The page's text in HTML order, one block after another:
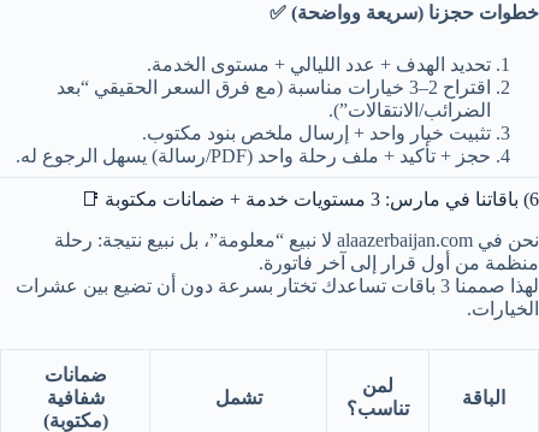
خطوات حجزنا (سريعة وواضحة) ✅
تحديد الهدف + عدد الليالي + مستوى الخدمة.
اقتراح 2–3 خيارات مناسبة (مع فرق السعر الحقيقي “بعد
الضرائب/الانتقالات”).
تثبيت خيار واحد + إرسال ملخص بنود مكتوب.
حجز + تأكيد + ملف رحلة واحد (PDF/رسالة) يسهل الرجوع له.
6) باقاتنا في مارس: 3 مستويات خدمة + ضمانات مكتوبة 📑
نحن في alaazerbaijan.com لا نبيع “معلومة”، بل نبيع نتيجة: رحلة
منظمة من أول قرار إلى آخر فاتورة.
لهذا صممنا 3 باقات تساعدك تختار بسرعة دون أن تضيع بين عشرات
الخيارات.
الباقة
لمن
تناسب؟
تشمل
ضمانات
شفافية
(مكتوبة)